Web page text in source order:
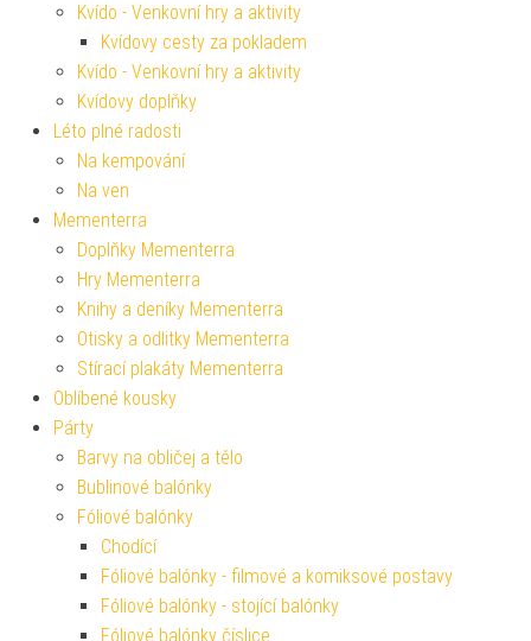
Kvído - Venkovní hry a aktivity
Kvídovy cesty za pokladem
Kvído - Venkovní hry a aktivity
Kvídovy doplňky
Léto plné radosti
Na kempování
Na ven
Mementerra
Doplňky Mementerra
Hry Mementerra
Knihy a deníky Mementerra
Otisky a odlitky Mementerra
Stírací plakáty Mementerra
Oblíbené kousky
Párty
Barvy na obličej a tělo
Bublinové balónky
Fóliové balónky
Chodící
Fóliové balónky - filmové a komiksové postavy
Fóliové balónky - stojící balónky
Fóliové balónky číslice